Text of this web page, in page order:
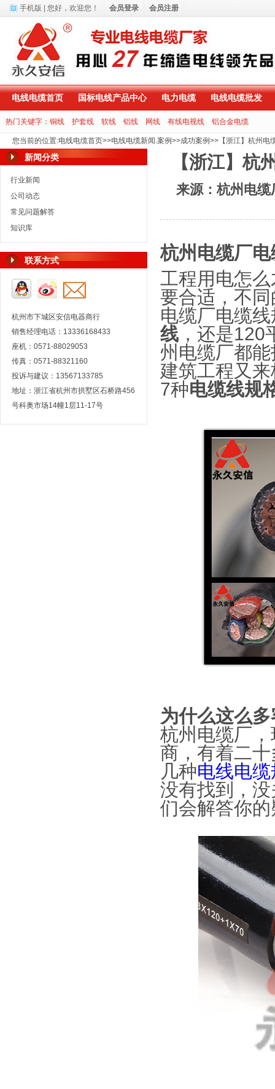
电线电缆首页 国标电线产品中心 电力电缆 电线电缆批发
热门关键字： 铜线 护套线 软线 铝线 网线 有线电视线 铝合金电缆
您当前的位置:电线电缆首页>>电线电缆新闻.案例>>成功案例>> 【浙江】杭州
新闻分类
行业新闻
公司动态
常见问题解答
知识库
联系方式
杭州市下城区安信电器商行
销售经理电话：13336168433
座机：0571-88029053
传真：0571-88321160
投诉与建议：13567133785
地址：浙江省杭州市拱墅区石桥路456
号科奥市场14幢1层11-17号
【浙江】杭
来源：杭州电缆
杭州电缆厂
工程用电怎
要合适，不
电缆厂电缆
线 ，还是
州电缆厂都
建筑工程又
7种电缆线规
为什么这么
杭州电缆厂
商，有着二
几种电线电
没有找到，
们会解答你
手机版 | 您好， 欢迎您！ 会员登录 会员注册